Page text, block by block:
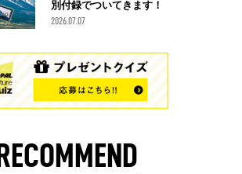
別付録でついてきます！
2026.07.07
RECOMMEND